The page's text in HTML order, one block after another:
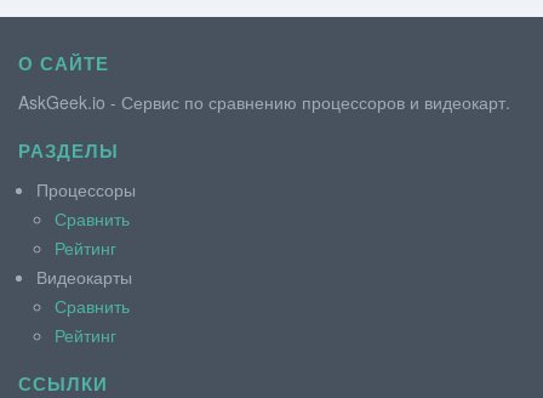
О САЙТЕ
AskGeek.io - Сервис по сравнению процессоров и видеокарт.
РАЗДЕЛЫ
Процессоры
Сравнить
Рейтинг
Видеокарты
Сравнить
Рейтинг
ССЫЛКИ